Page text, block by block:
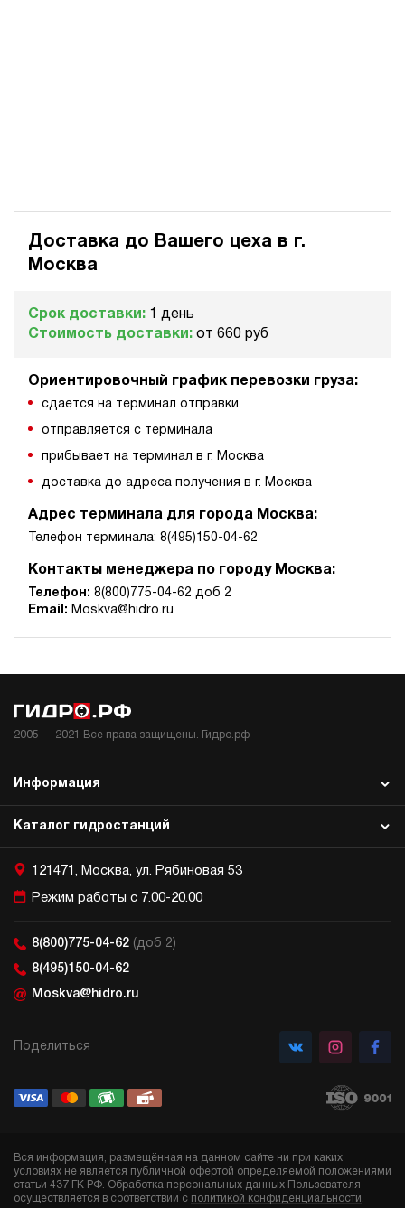
Доставка до Вашего цеха в г.
Москва
Срок доставки: 1 день
Стоимость доставки: от 660 руб
Ориентировочный график перевозки груза:
сдается на терминал отправки
отправляется с терминала
прибывает на терминал в г. Москва
доставка до адреса получения в г. Москва
Адрес терминала для города Москва:
Телефон терминала: 8(495)150-04-62
Контакты менеджера по городу Москва:
Телефон: 8(800)775-04-62 доб 2
Email: Moskva@hidro.ru
2005 — 2021 Все права защищены. Гидро.рф
Каталог гидростанций
Информация
121471, Москва, ул. Рябиновая 53
Режим работы с 7.00-20.00
8(800)775-04-62 (доб 2)
8(495)150-04-62
Moskva@hidro.ru
Поделиться
Вся информация, размещённая на данном сайте ни при каких
условиях не является публичной офертой определяемой положениями
статьи 437 ГК РФ. Обработка персональных данных Пользователя
осуществляется в соответствии с политикой конфиденциальности